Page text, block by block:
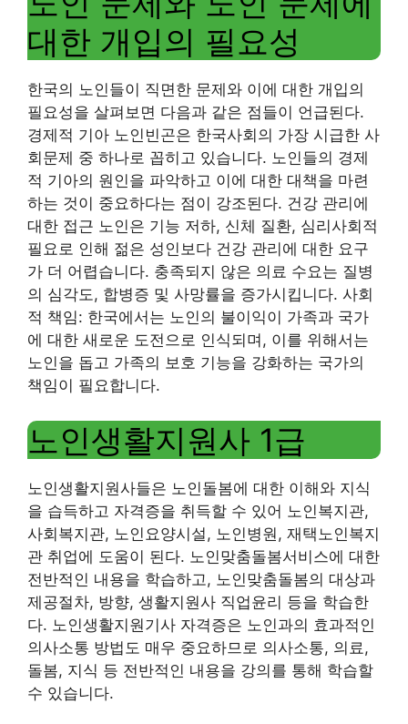
대한 개입의 필요성
한국의 노인들이 직면한 문제와 이에 대한 개입의
필요성을 살펴보면 다음과 같은 점들이 언급된다.
경제적 기아 노인빈곤은 한국사회의 가장 시급한 사
회문제 중 하나로 꼽히고 있습니다. 노인들의 경제
적 기아의 원인을 파악하고 이에 대한 대책을 마련
하는 것이 중요하다는 점이 강조된다. 건강 관리에
대한 접근 노인은 기능 저하, 신체 질환, 심리사회적
필요로 인해 젊은 성인보다 건강 관리에 대한 요구
가 더 어렵습니다. 충족되지 않은 의료 수요는 질병
의 심각도, 합병증 및 사망률을 증가시킵니다. 사회
적 책임: 한국에서는 노인의 불이익이 가족과 국가
에 대한 새로운 도전으로 인식되며, 이를 위해서는
노인을 돕고 가족의 보호 기능을 강화하는 국가의
책임이 필요합니다.
노인생활지원사 1급
노인생활지원사들은 노인돌봄에 대한 이해와 지식
을 습득하고 자격증을 취득할 수 있어 노인복지관,
사회복지관, 노인요양시설, 노인병원, 재택노인복지
관 취업에 도움이 된다. 노인맞춤돌봄서비스에 대한
전반적인 내용을 학습하고, 노인맞춤돌봄의 대상과
제공절차, 방향, 생활지원사 직업윤리 등을 학습한
다. 노인생활지원기사 자격증은 노인과의 효과적인
의사소통 방법도 매우 중요하므로 의사소통, 의료,
돌봄, 지식 등 전반적인 내용을 강의를 통해 학습할
수 있습니다.